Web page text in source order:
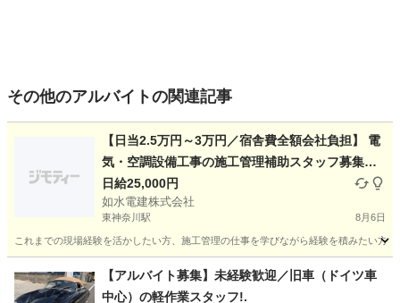
その他のアルバイトの関連記事
【日当2.5万円～3万円／宿舎費全額会社負担】 電
気・空調設備工事の施工管理補助スタッフ募集
《静岡・つくば各1名／工事経験者歓迎》
日給25,000円
如水電建株式会社
東神奈川駅 8月6日
これまでの現場経験を活かしたい方、施工管理の仕事を学びながら経験を積みたい方
東神奈川駅 その他 スタッフ
【アルバイト募集】未経験歓迎／旧車（ドイツ車
中心）の軽作業スタッフ!.